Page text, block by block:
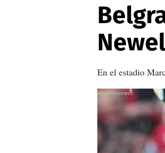
En el estadio
X